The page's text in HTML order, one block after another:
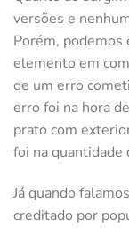
versões e
Porém, podemos
elemento em
de um erro
erro foi na hora
prato com
foi na quantidade
Já quando
creditado por